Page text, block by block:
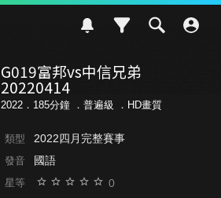
G019富邦vs中信兄弟
20220414
2022．185分鐘 ． 普遍級 ．HD畫質
類型 2022四月完整賽事
發音 國語
星等 0